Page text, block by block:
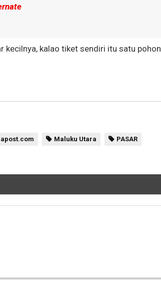
kecilnya, kalao tiket sendiri itu satu pohon
Maluku Utara PASAR